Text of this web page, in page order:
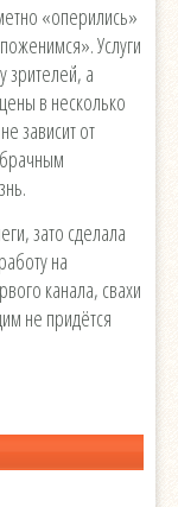
«оперились»
Услуги
зрителей, а
в несколько
зависит от
зато сделала
на
канала, свахи
не придётся